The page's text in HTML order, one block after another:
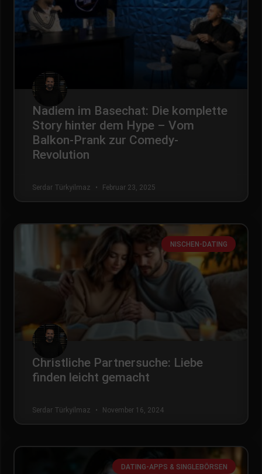
Nadiem im Basechat: Die komplette
Story hinter dem Hype – Vom
Balkon-Prank zur Comedy-
Revolution
Serdar Türkyilmaz Februar 23, 2025
NISCHEN-DATING
Christliche Partnersuche: Liebe
finden leicht gemacht
Serdar Türkyilmaz November 16, 2024
DATING-APPS & SINGLEBÖRSEN